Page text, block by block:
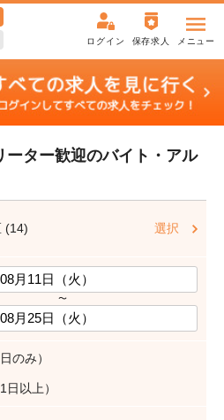
ログイン 保存求人 メニュー
ーター歓迎のバイト・アル
(14) 選択
〜
のみ）
日以上）